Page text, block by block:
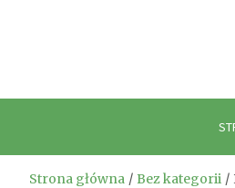
Strona główna Bez kategorii